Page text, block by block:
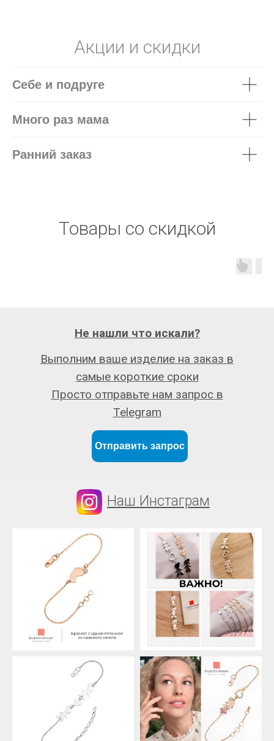
Акции и скидки
Себе и подруге
Много раз мама
Ранний заказ
Товары со скидкой
Отправить запрос
Выполним ваше изделие на заказ в
самые короткие сроки
Просто отправьте нам запрос в
Telegram
Не нашли что искали?
Наш Инстаграм